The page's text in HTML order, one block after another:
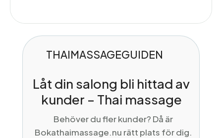
THAIMASSAGEGUIDEN
Låt din salong bli hittad av
kunder – Thai massage
Behöver du fler kunder? Då är
Bokathaimassage.nu rätt plats för dig.